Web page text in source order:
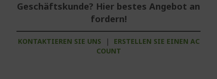
Geschäftskunde? Hier bestes Angebot an
fordern!
KONTAKTIEREN SIE UNS |
ERSTELLEN SIE EINEN AC
COUNT